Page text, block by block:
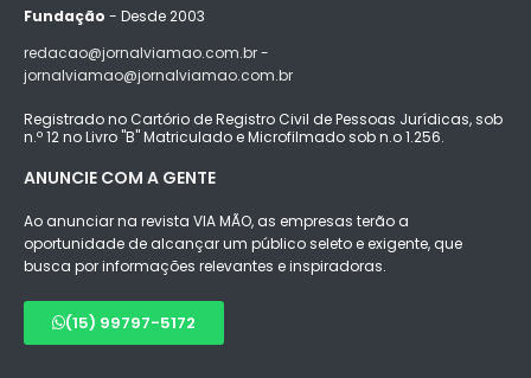
Fundação - Desde 2003
redacao@jornalviamao.com.br -
jornalviamao@jornalviamao.com.br
Registrado no Cartório de Registro Civil de Pessoas Jurídicas, sob
n.º 12 no Livro "B" Matriculado e Microfilmado sob n.o 1.256.
ANUNCIE COM A GENTE
Ao anunciar na revista VIA MÃO, as empresas terão a
oportunidade de alcançar um público seleto e exigente, que
busca por informações relevantes e inspiradoras.
(15) 99797-5172